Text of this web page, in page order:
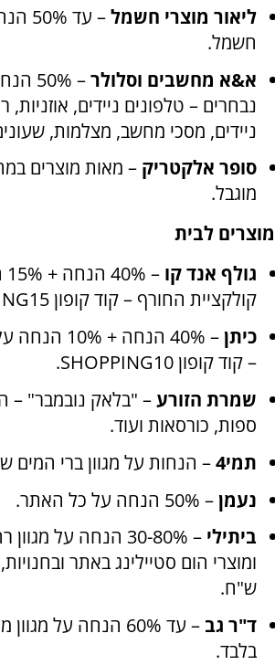
ליאור מוצרי חשמל
– עד
חשמל.
א&א מחשבים וסלולר
–
נבחרים – טלפונים ניידים,
ניידים, מסכי מחשב, מצלמות,
סופר אלקטריק – מאות מוצרים
מוגבל.
מוצרים לבית
גולף אנד קו
קולקציית החורף – קוד קופון
כיתן
– 40% הנחה
– קוד קופון
שמרת הזורע– "בלאק נובמבר" –
ספות, כורסאות ועוד.
תמי4 – הנחות על מגוון ברי המים
נעמן– 50% הנחה על כל האתר
.
ביתילי
– 30-80% הנחה על
ש"ח.
ד"ר גב
– עד 60% הנחה על
בלבד.